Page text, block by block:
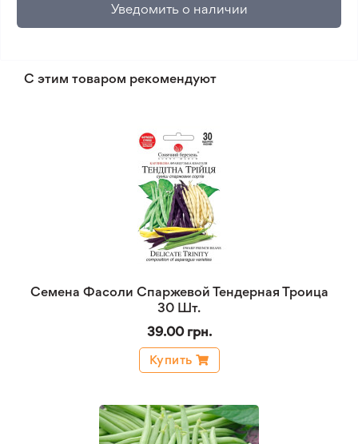
Уведомить о наличии
С этим товаром рекомендуют
Семена Фасоли Спаржевой Тендерная Троица
30 Шт.
39.00 грн.
Купить